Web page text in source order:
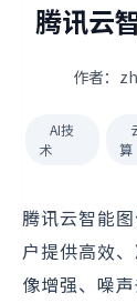
腾讯云
作者：
AI技
术
算
腾讯云智能
户提供高效
像增强、噪